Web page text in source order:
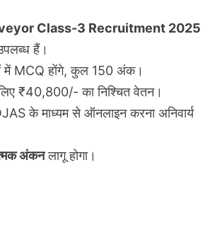
Class-3 Recruitment 2025
हैं।
में MCQ होंगे, कुल 150 अंक।
₹40,800/- का निश्चित वेतन।
के माध्यम से ऑनलाइन करना अनिवार्य
अंकनलागू होगा।